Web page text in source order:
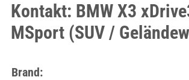
Kontakt: BMW X3
MSport (SUV /
Brand: